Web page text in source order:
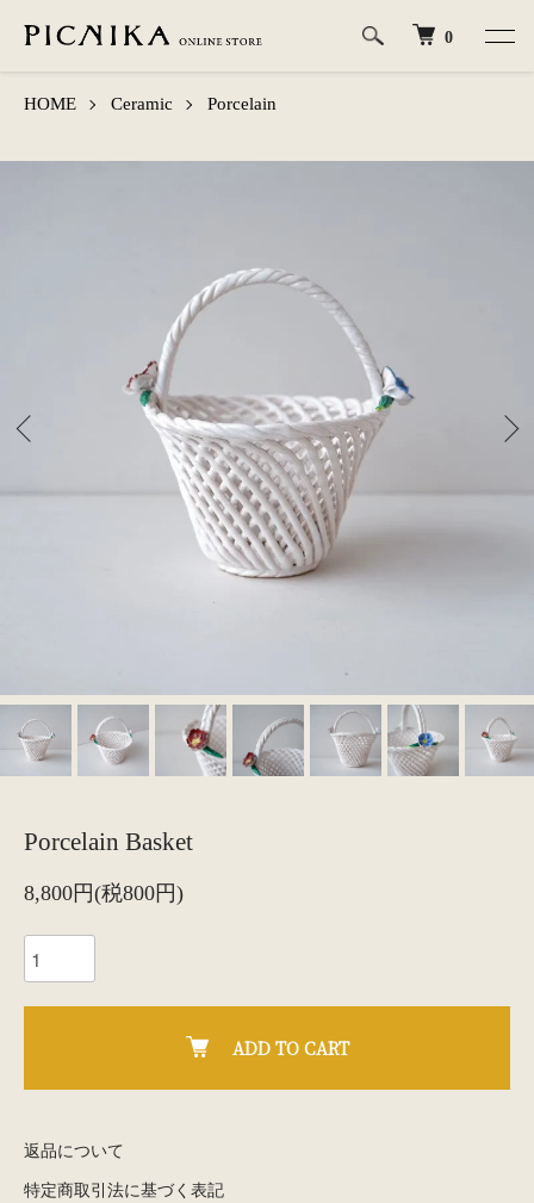
0
HOME Ceramic Porcelain
Porcelain Basket
8,800円(税800円)
ADD TO CART
返品について
特定商取引法に基づく表記